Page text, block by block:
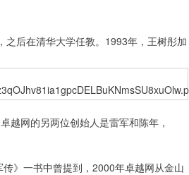
后在清华大学任教。1993年，王树彤加
网的另两位创始人是雷军和陈年，
》一书中曾提到，2000年卓越网从金山